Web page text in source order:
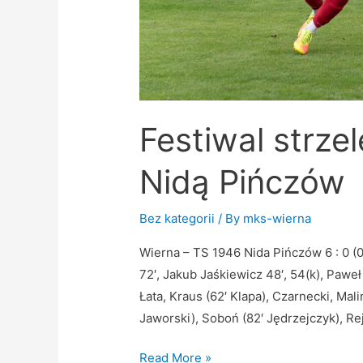
Festiwal
Nidą Pińczów
Bez kategorii / By mks-wierna
Wierna – TS 1946 Nida Pińczów 6 : 0
72′, Jakub Jaśkiewicz 48′, 54(k),
Łata, Kraus (62′ Klapa), Czarnecki,
Jaworski), Soboń (82′ Jędrzejczyk),
Read More »